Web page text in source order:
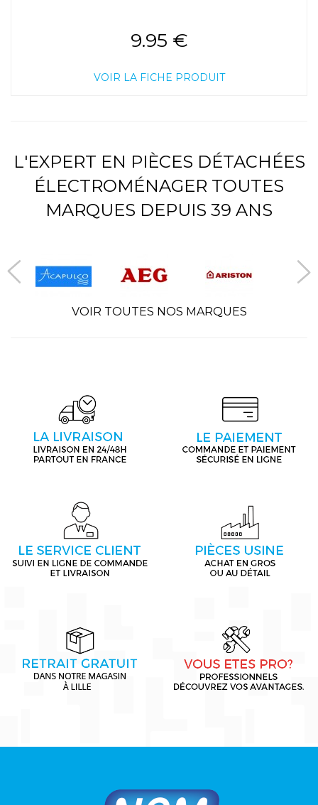
9.95 €
VOIR LA FICHE PRODUIT
L'EXPERT EN PIÈCES DÉTACHÉES
ÉLECTROMÉNAGER TOUTES
MARQUES DEPUIS 39 ANS
VOIR TOUTES NOS MARQUES